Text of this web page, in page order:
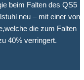
beim Falten des QS5
neu – mit einer von
die zum Falten
40% verringert.